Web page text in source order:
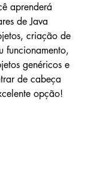
aprenderá
de Java
criação de
funcionamento,
genéricos e
de cabeça
opção!